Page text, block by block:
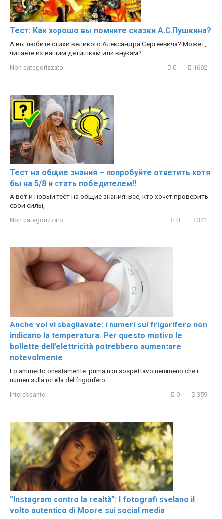
Тест: Как хорошо вы помните сказки А.С.Пушкина?
А вы любите стихи великого Александра Сергеевича? Может,
читаете их вашим детишкам или внукам?
Non categorizzato 0 1692
Тест на общие знания – попробуйте ответить хотя
бы на 5/8 и стать победителем!!
А вот и новый тест на общие знания! Все, кто хочет проверить
свои силы,
Non categorizzato 0 341
Anche voi vi sbagliavate: i numeri sul frigorifero non
indicano la temperatura. Per questo motivo le
bollette dell’elettricità potrebbero aumentare
notevolmente
Lo ammetto onestamente: prima non sospettavo nemmeno che i
numeri sulla rotella del frigorifero
Interessante 0 359
“Instagram contro la realtà”: I fotografi svelano il
volto autentico di Moore sui social media